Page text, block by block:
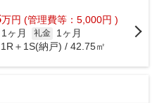
万円 (管理費等：5,000円 )
1ヶ月 礼金
1ヶ月
＋1S(納戸) / 42.75㎡